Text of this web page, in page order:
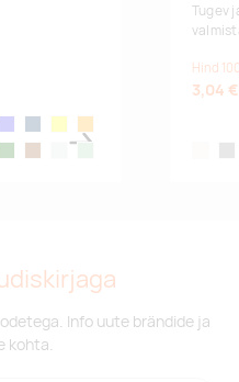
Tugev
Hind
3,04 €
Info uute brändide ja
kohta.